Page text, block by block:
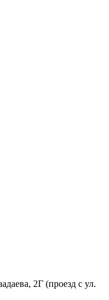
2Г (проезд с ул.